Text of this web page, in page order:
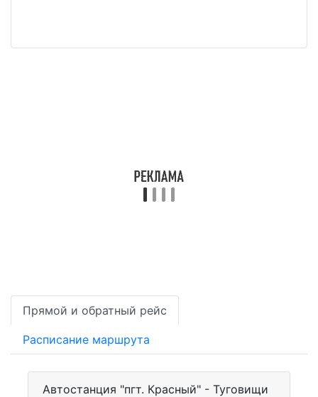
Прямой и обратный рейс
Расписание маршрута
Автостанция "пгт. Красный" - Туговищи